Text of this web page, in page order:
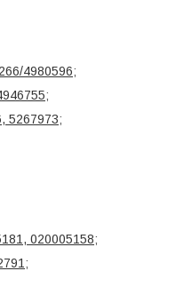
4980596;
;
5267973;
020005158;
;